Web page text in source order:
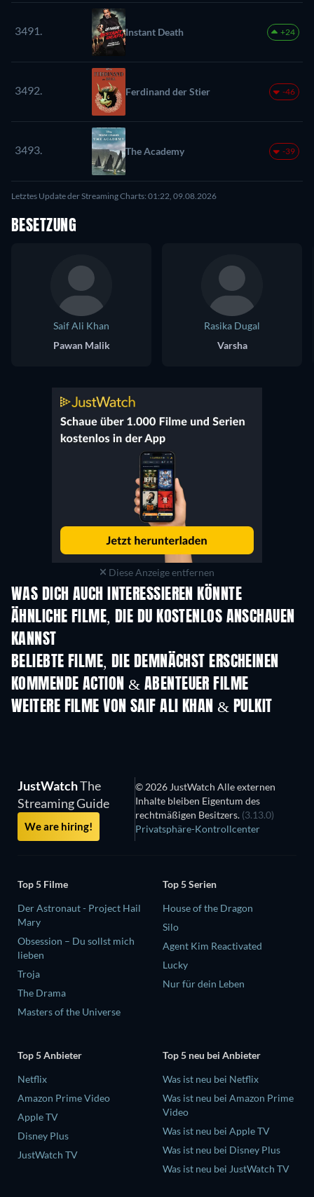
3491. Instant Death +24
3492. Ferdinand der Stier -46
3493. The Academy -39
Letztes Update der Streaming Charts: 01:22, 09.08.2026
BESETZUNG
Saif Ali Khan
Pawan Malik
Rasika Dugal
Varsha
Diese Anzeige entfernen
WAS DICH AUCH INTERESSIEREN KÖNNTE
ÄHNLICHE FILME, DIE DU KOSTENLOS ANSCHAUEN
KANNST
BELIEBTE FILME, DIE DEMNÄCHST ERSCHEINEN
KOMMENDE ACTION & ABENTEUER FILME
WEITERE FILME VON SAIF ALI KHAN & PULKIT
JustWatchThe
Streaming Guide
We are hiring!
© 2026 JustWatch Alle externen
Inhalte bleiben Eigentum des
rechtmäßigen Besitzers. (3.13.0)
Privatsphäre-Kontrollcenter
Top 5 Filme
Der Astronaut - Project Hail
Mary
Obsession – Du sollst mich
lieben
Troja
The Drama
Masters of the Universe
Top 5 Serien
House of the Dragon
Silo
Agent Kim Reactivated
Lucky
Nur für dein Leben
Top 5 Anbieter
Netflix
Amazon Prime Video
Apple TV
Disney Plus
JustWatch TV
Top 5 neu bei Anbieter
Was ist neu bei Netflix
Was ist neu bei Amazon Prime
Video
Was ist neu bei Apple TV
Was ist neu bei Disney Plus
Was ist neu bei JustWatch TV